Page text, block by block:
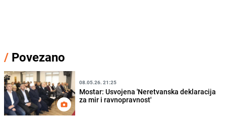
/ Povezano
08.05.26. 21:25
Mostar: Usvojena 'Neretvanska deklaracija
za mir i ravnopravnost'